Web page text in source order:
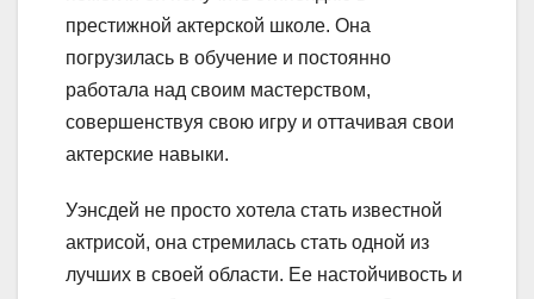
престижной актерской школе. Она
погрузилась в обучение и постоянно
работала над своим мастерством,
совершенствуя свою игру и оттачивая свои
актерские навыки.
Уэнсдей не просто хотела стать известной
актрисой, она стремилась стать одной из
лучших в своей области. Ее настойчивость и